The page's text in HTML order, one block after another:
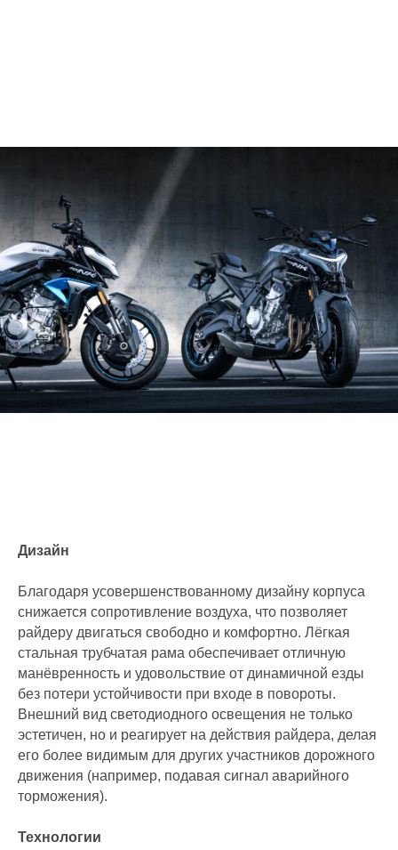
Дизайн
Благодаря усовершенствованному дизайну корпуса
снижается сопротивление воздуха, что позволяет
райдеру двигаться свободно и комфортно. Лёгкая
стальная трубчатая рама обеспечивает отличную
манёвренность и удовольствие от динамичной езды
без потери устойчивости при входе в повороты.
Внешний вид светодиодного освещения не только
эстетичен, но и реагирует на действия райдера, делая
его более видимым для других участников дорожного
движения (например, подавая сигнал аварийного
торможения).
Технологии